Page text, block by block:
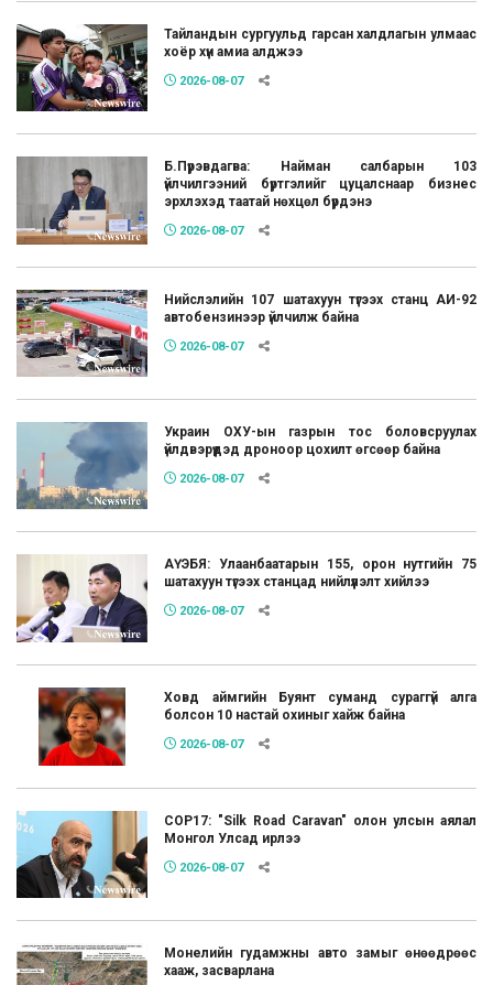
Тайландын сургуульд гарсан халдлагын улмаас
хоёр хүн амиа алджээ
2026-08-07
Б.Пүрэвдагва: Найман салбарын 103
үйлчилгээний бүртгэлийг цуцалснаар бизнес
эрхлэхэд таатай нөхцөл бүрдэнэ
2026-08-07
Нийслэлийн 107 шатахуун түгээх станц АИ-92
автобензинээр үйлчилж байна
2026-08-07
Украин ОХУ-ын газрын тос боловсруулах
үйлдвэрүүдэд дроноор цохилт өгсөөр байна
2026-08-07
АҮЭБЯ: Улаанбаатарын 155, орон нутгийн 75
шатахуун түгээх станцад нийлүүлэлт хийлээ
2026-08-07
Ховд аймгийн Буянт суманд сураггүй алга
болсон 10 настай охиныг хайж байна
2026-08-07
COP17: "Silk Road Caravan" олон улсын аялал
Монгол Улсад ирлээ
2026-08-07
Монелийн гудамжны авто замыг өнөөдрөөс
хааж, засварлана